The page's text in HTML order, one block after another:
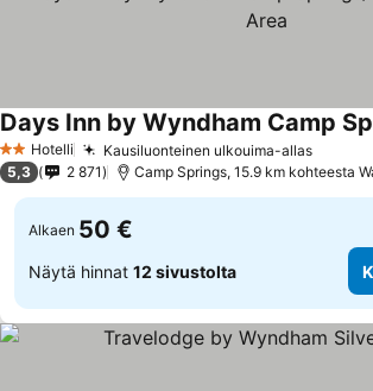
2 Tähtiluokitus
Hotelli Kausiluonteinen ulkouima-allasKatso
Katso hinnat
5,3 2 871 Camp Springs, 15.9 km kohteesta
Alkaen 50 €
Näytä hinnat 12 sivustolta